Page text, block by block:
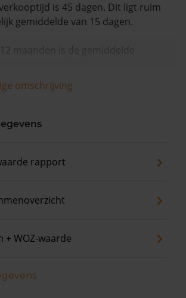
is 45 dagen. Dit ligt ruim
gemiddelde van 15 dagen.
maanden is de gemiddelde
omschrijving
rapport
+ WOZ-waarde